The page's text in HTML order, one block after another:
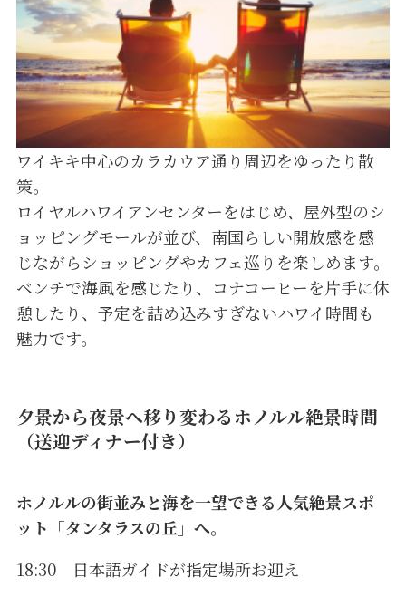
ワイキキ中心のカラカウア通り周辺をゆったり散
策。
ロイヤルハワイアンセンターをはじめ、屋外型のシ
ョッピングモールが並び、南国らしい開放感を感
じながらショッピングやカフェ巡りを楽しめます。
ベンチで海風を感じたり、コナコーヒーを片手に休
憩したり、予定を詰め込みすぎないハワイ時間も
魅力です。
夕景から夜景へ移り変わるホノルル絶景時間
（送迎ディナー付き）
ホノルルの街並みと海を一望できる人気絶景スポ
ット「タンタラスの丘」へ。
18:30 日本語ガイドが指定場所お迎え